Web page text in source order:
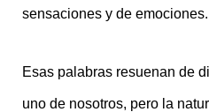
sensaciones y de emociones.
Esas palabras resuenan de
uno de nosotros, pero la